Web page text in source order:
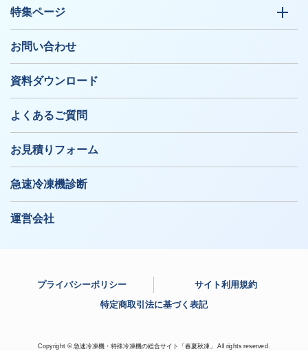
特集ページ
お問い合わせ
資料ダウンロード
よくあるご質問
お見積りフォーム
急速冷凍機診断
運営会社
プライバシーポリシー
サイト利用規約
特定商取引法に基づく表記
Copyright © 急速冷凍機・特殊冷凍機の総合サイト「春夏秋凍」 All rights reserved.